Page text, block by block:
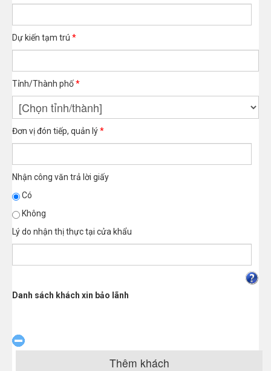
Dự kiến tạm trú *
Tỉnh/Thành phố*
Đơn vị đón tiếp, quản lý*
Nhận công văn trả lời giấy
Có
Không
Lý do nhận thị thực tại cửa khẩu
Danh sách khách xin bảo lãnh
Thêm khách